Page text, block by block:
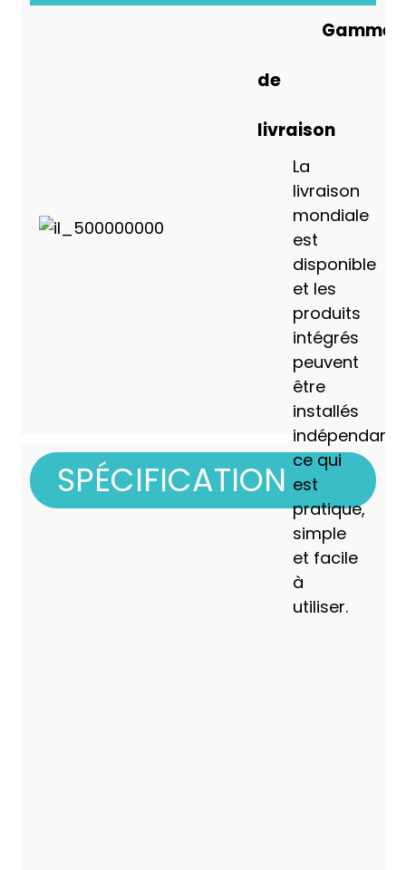
Gamme
de
livraison
La
livraison
mondiale
est
disponible
et les
produits
intégrés
peuvent
être
installés
ce qui
est
pratique,
simple
et facile
à
utiliser.
SPÉCIFICATION